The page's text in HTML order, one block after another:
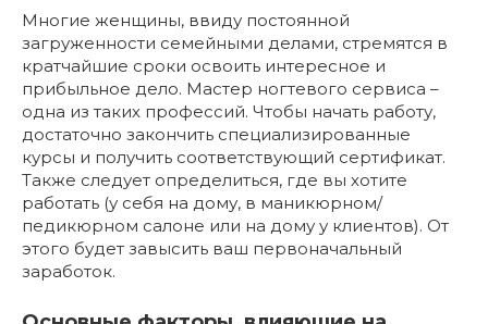
Многие женщины, ввиду постоянной
загруженности семейными делами, стремятся в
кратчайшие сроки освоить интересное и
прибыльное дело. Мастер ногтевого сервиса –
одна из таких профессий. Чтобы начать работу,
достаточно закончить специализированные
курсы и получить соответствующий сертификат.
Также следует определиться, где вы хотите
работать (у себя на дому, в маникюрном/
педикюрном салоне или на дому у клиентов). От
этого будет завысить ваш первоначальный
заработок.